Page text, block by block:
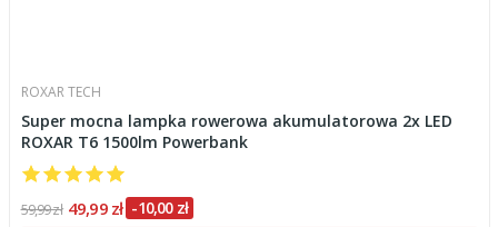
ROXAR TECH
Super mocna lampka rowerowa akumulatorowa 2x LED
ROXAR T6 1500lm Powerbank
59,99 zł 49,99 zł -10,00 zł